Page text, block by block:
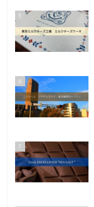
5
6
7